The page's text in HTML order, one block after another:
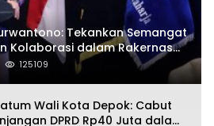
Tekankan Semangat
Kolaborasi dalam Rakernas
Jasa Raharja
125109
Wali Kota Depok: Cabut
DPRD Rp40 Juta dalam